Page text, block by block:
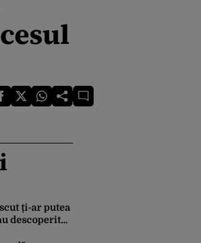
ți-ar putea
descoperit